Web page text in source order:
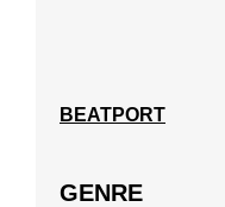
BEATPORT
GENRE